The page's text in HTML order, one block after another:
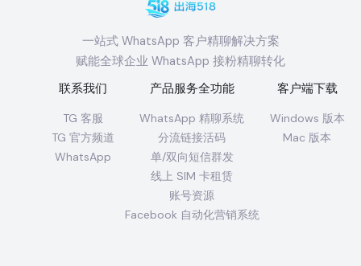
一站式 WhatsApp 客户精聊解决方案
赋能全球企业 WhatsApp 接粉精聊转化
联系我们
TG 客服
TG 官方频道
WhatsApp
产品服务全功能
WhatsApp 精聊系统
分流链接活码
单/双向短信群发
线上 SIM 卡租赁
账号资源
Facebook 自动化营销系统
客户端下载
Windows 版本
Mac 版本